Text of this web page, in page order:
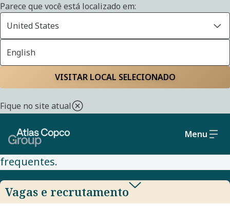
Parece que você está localizado em:
United States
English
VISITAR LOCAL SELECIONADO
Fique no site atual
Menu
VAGAS
Perguntas frequentes
Você tem dúvidas sobre as oportunidades de
emprego oferecidas aqui? Abaixo você
encontrará as respostas às perguntas mais
frequentes.
Vagas e recrutamento